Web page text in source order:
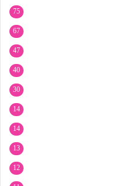
75
67
47
40
30
14
14
13
12